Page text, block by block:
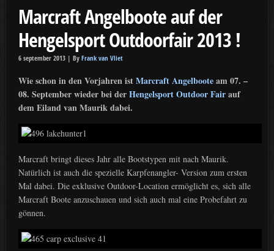
Marcraft Angelboote auf der
Hengelsport Outdoorfair 2013 !
6 september 2013 | By Frank van Vliet
Wie schon in den Vorjahren istMarcraft Angelbooteam 07. –
08. September wieder bei derHengelsport Outdoor Fairauf
dem Eiland van Maurik dabei.
Marcraft bringt dieses Jahr alle Bootstypen mit nach Maurik.
Natürlich ist auch die spezielle Karpfenangler- Version zum ersten
Mal dabei. Die exklusive Outdoor-Location ermöglicht es, sich alle
Marcraft Boote anzuschauen und sich auch mal eine Probefahrt zu
gönnen.